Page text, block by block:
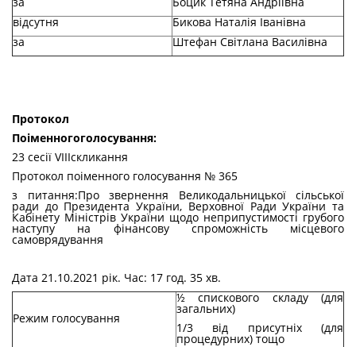
відсутня
Бикова Наталія Іванівна
за
Штефан Світлана Василівна
Протокол
Поіменногоголосування:
23 сесії VIIIскликання
Протокол поіменного голосування № 365
з питання:Про звернення Великодальницької сільської
ради до Президента України, Верховної Ради України та
Кабінету Міністрів України щодо неприпустимості грубого
наступу на фінансову спроможність місцевого
самоврядування
Дата 21.10.2021 рік. Час: 17 год. 35 хв.
Режим голосування
½ спискового складу (для
загальних)
1/3 від присутніх (для
процедурних) тощо